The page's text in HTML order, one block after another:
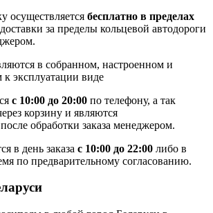
осуществляется бесплатно в пределах
за пределы кольцевой автодороги
в собранном, настроенном и
эксплуатации виде
с 10:00 до 20:00 по телефону, а так
корзину и являются
обработки заказа менеджером.
в день заказа с 10:00 до 22:00 либо в
по предварительному согласованию.